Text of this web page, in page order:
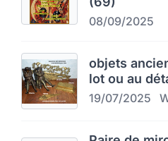
08/09/2025
objets
lot ou au
19/07/2025